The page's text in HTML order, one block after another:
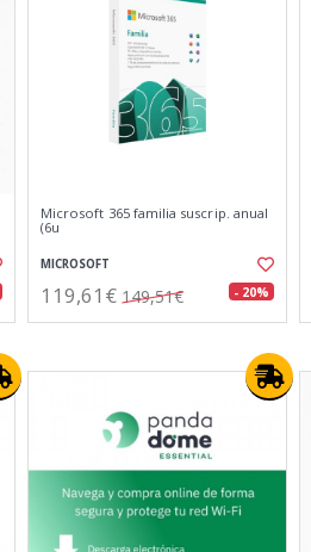
Microsoft 365 familia suscrip. anual
(6u
MICROSOFT
119,61€ 149,51€ - 20%